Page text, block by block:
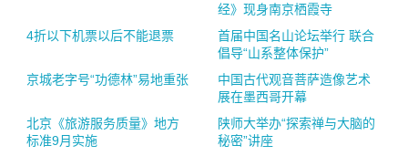
经》现身南京栖霞寺
4折以下机票以后不能退票
首届中国名山论坛举行 联合
倡导“山系整体保护”
京城老字号“功德林”易地重张
中国古代观音菩萨造像艺术
展在墨西哥开幕
北京《旅游服务质量》地方
标准9月实施
陕师大举办“探索禅与大脑的
秘密”讲座